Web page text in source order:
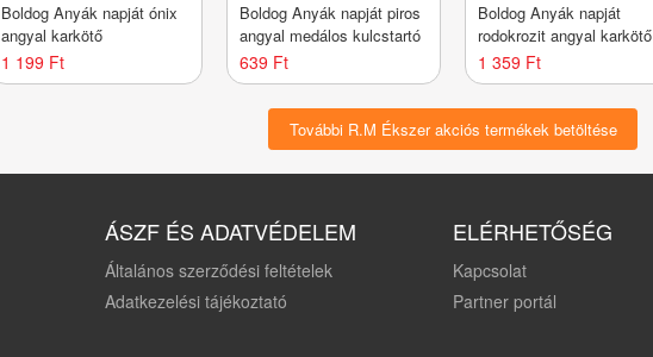
Boldog Anyák napját ónix
angyal karkötő
1 199 Ft
Boldog Anyák napját piros
angyal medálos kulcstartó
639 Ft
Boldog Anyák napját
rodokrozit angyal karkötő
1 359 Ft
További R.M Ékszer akciós termékek betöltése
ÁSZF ÉS ADATVÉDELEM
Általános szerződési feltételek
Adatkezelési tájékoztató
ELÉRHETŐSÉG
Kapcsolat
Partner portál